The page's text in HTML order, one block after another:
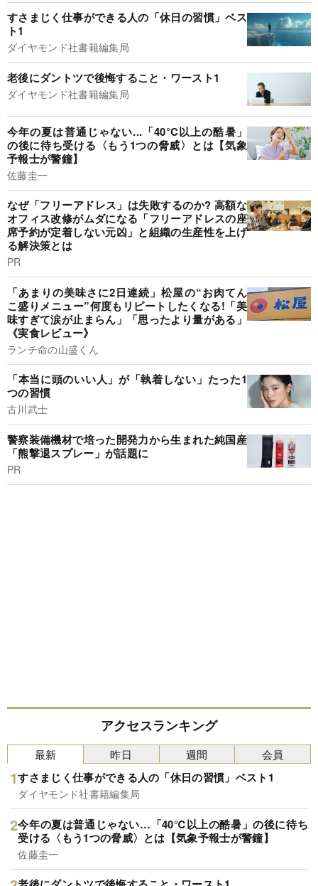
すさまじく仕事ができる人の「休日の習慣」ベス
ト1
ダイヤモンド社書籍編集局
老後にダントツで後悔すること・ワースト1
ダイヤモンド社書籍編集局
今年の夏は普通じゃない...「40°C以上の酷暑」
の後に待ち受ける〈もう1つの脅威〉とは【気象
予報士が警鐘】
佐藤圭一
なぜ「フリーアドレス」は失敗するのか? 高額な
オフィス改修がムダになる「フリーアドレスの座
席予約が定着しない元凶」と組織の生産性を上げ
る解決策とは
PR
「あまりの美味さに2日連続」松屋の“お肉てん
こ盛りメニュー”何度もリピートしたくなる!「美
味すぎて涙が止まらん」「思ったより量がある」
《実食レビュー》
ランチ命の山盛くん
「本当に頭のいい人」が「執着しない」たった1
つの習慣
古川武士
警察装備機材で培った開発力から生まれた純国産
「熊撃退スプレー」が話題に
PR
アクセスランキング
最新
すさまじく仕事ができる人の「休日の習慣」ベスト1
ダイヤモンド社書籍編集局
今年の夏は普通じゃない…「40℃以上の酷暑」の後に待ち
受ける〈もう1つの脅威〉とは【気象予報士が警鐘】
佐藤圭一
昨日 週間 会員